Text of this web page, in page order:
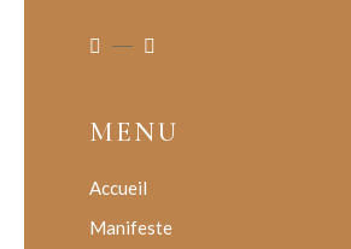
MENU
Accueil
Manifeste